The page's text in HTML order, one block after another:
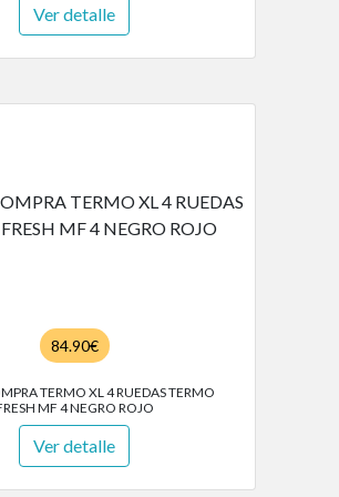
Ver detalle
84.90€
TERMO XL 4 RUEDAS TERMO
MF 4 NEGRO ROJO
Ver detalle